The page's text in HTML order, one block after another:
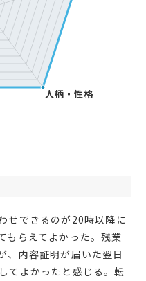
せできるのが20時以降に
もらえてよかった。残業
、内容証明が届いた翌日
てよかったと感じる。転